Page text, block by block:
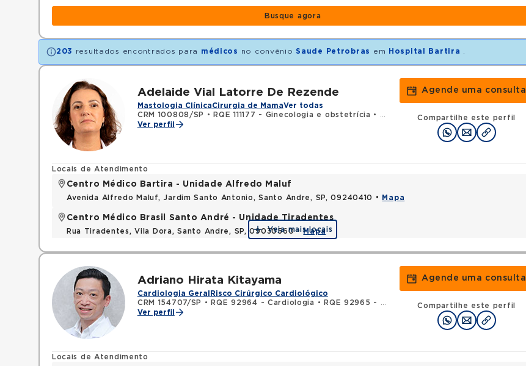
Busque agora
203 resultados encontrados para médicos no convênio Saude Petrobras em Hospital Bartira
Adelaide Vial Latorre De Rezende
Mastologia ClínicaCirurgia de MamaVer todas
CRM 100808/SP
• RQE 111177 - Ginecologia e obstetrícia •
RQE 111178 - Mastologia
Ver perfil
Agende uma consulta
Compartilhe este perfil
Locais de Atendimento
Centro Médico Bartira - Unidade Alfredo Maluf
Avenida Alfredo Maluf, Jardim Santo Antonio, Santo Andre, SP, 09240410 • Mapa
Centro Médico Brasil Santo André - Unidade Tiradentes
Rua Tiradentes, Vila Dora, Santo Andre, SP, 09030560 •Mapa
Veja mais locais
Adriano Hirata Kitayama
Cardiologia Geral Risco Cirúrgico Cardiológico
CRM 154707/SP
• RQE 92964 - Cardiologia •
RQE 92965 - Clínica médica
Ver perfil
Agende uma consulta
Compartilhe este perfil
Locais de Atendimento